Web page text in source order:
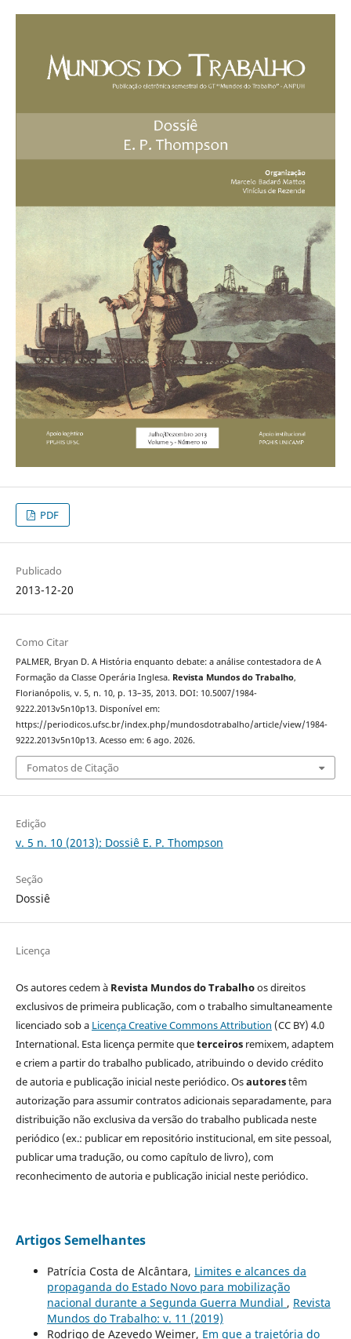
PDF
Publicado
2013-12-20
Como Citar
PALMER, Bryan D. A História enquanto debate: a análise contestadora de A
Formação da Classe Operária Inglesa. Revista Mundos do Trabalho,
Florianópolis, v. 5, n. 10, p. 13–35, 2013. DOI: 10.5007/1984-
9222.2013v5n10p13. Disponível em:
https://periodicos.ufsc.br/index.php/mundosdotrabalho/article/view/1984-
9222.2013v5n10p13. Acesso em: 6 ago. 2026.
Fomatos de Citação
Edição
v. 5 n. 10 (2013): Dossiê E. P. Thompson
Seção
Dossiê
Licença
Os autores cedem à Revista Mundos do Trabalhoos direitos
exclusivos de primeira publicação, com o trabalho simultaneamente
licenciado sob a Licença Creative Commons Attribution (CC BY) 4.0
International. Esta licença permite queterceirosremixem, adaptem
e criem a partir do trabalho publicado, atribuindo o devido crédito
de autoria e publicação inicial neste periódico. Osautorestêm
autorização para assumir contratos adicionais separadamente, para
distribuição não exclusiva da versão do trabalho publicada neste
periódico (ex.: publicar em repositório institucional, em site pessoal,
publicar uma tradução, ou como capítulo de livro), com
reconhecimento de autoria e publicação inicial neste periódico.
Artigos Semelhantes
Patrícia Costa de Alcântara, Limites e alcances da
propaganda do Estado Novo para mobilização
nacional durante a Segunda Guerra Mundial , Revista
Mundos do Trabalho: v. 11 (2019)
Rodrigo de Azevedo Weimer, Em que a trajetória do